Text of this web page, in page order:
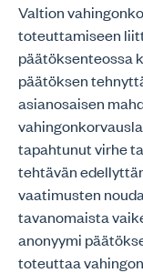
Valtion
toteuttamiseen
päätöksenteossa
päätöksen
asianosaisen
tapahtunut virhe
tehtävän
vaatimusten
tavanomaista
anonyymi
toteuttaa